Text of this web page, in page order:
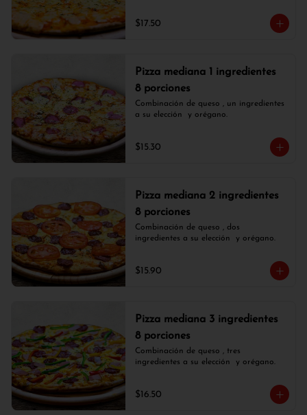
$17.50
Pizza mediana 1 ingredientes
8 porciones
Combinación de queso , un ingredientes
a su elección  y orégano.
$15.30
Pizza mediana 2 ingredientes
8 porciones
Combinación de queso , dos
ingredientes a su elección  y orégano.
$15.90
Pizza mediana 3 ingredientes
8 porciones
Combinación de queso , tres
ingredientes a su elección  y orégano.
$16.50